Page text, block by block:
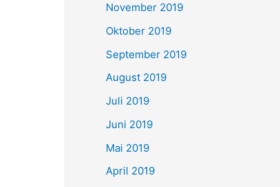
November 2019
Oktober 2019
September 2019
August 2019
Juli 2019
Juni 2019
Mai 2019
April 2019